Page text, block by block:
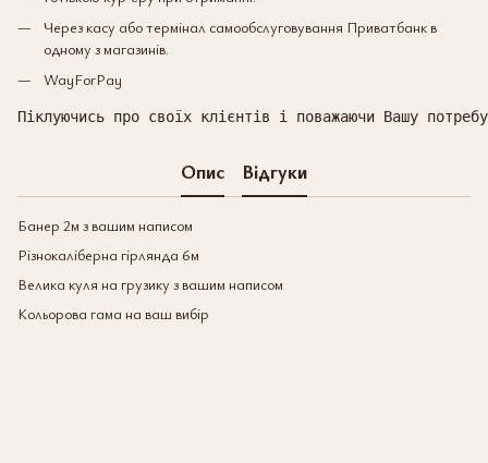
Через касу або термінал самообслуговування Приватбанк в
одному з магазинів.
WayForPay
Піклуючись про своїх клієнтів і поважаючи Вашу
Опис Відгуки
Банер 2м з вашим написом
Різнокаліберна гірлянда 6м
Велика куля на грузику з вашим написом
Кольорова гама на ваш вибір